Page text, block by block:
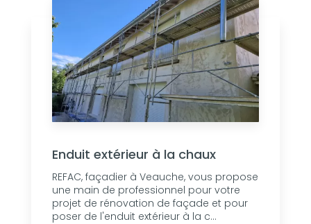
Enduit extérieur à la chaux
REFAC, façadier à Veauche, vous propose
une main de professionnel pour votre
projet de rénovation de façade et pour
poser de l'enduit extérieur à la c...